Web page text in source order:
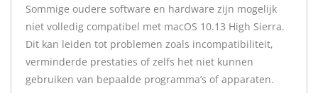
Sommige oudere software en hardware zijn mogelijk
niet volledig compatibel met macOS 10.13 High Sierra.
Dit kan leiden tot problemen zoals incompatibiliteit,
verminderde prestaties of zelfs het niet kunnen
gebruiken van bepaalde programma’s of apparaten.